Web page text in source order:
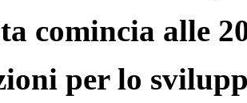
comincia alle
per lo